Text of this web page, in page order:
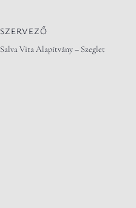
SZERVEZŐ
Salva Vita Alapítvány – Szeglet